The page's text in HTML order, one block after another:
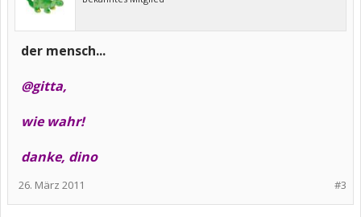
der mensch...
@gitta,
wie wahr!
danke, dino
#3
26. März 2011